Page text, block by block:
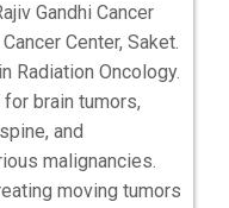
Gandhi Cancer
Center, Saket.
Radiation Oncology.
brain tumors,
and
malignancies.
moving tumors